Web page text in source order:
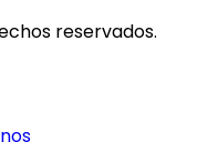
reservados.